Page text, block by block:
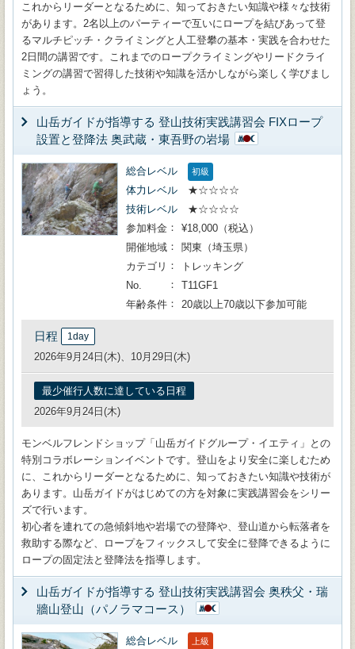
これからリーダーとなるために、知っておきたい知識や様々な技術
があります。2名以上のパーティーで互いにロープを結びあって登
るマルチピッチ・クライミングと人工登攀の基本・実践を合わせた
2日間の講習です。これまでのロープクライミングやリードクライ
ミングの講習で習得した技術や知識を活かしながら楽しく学びまし
ょう。
山岳ガイドが指導する 登山技術実践講習会 FIXロープ
設置と登降法 奥武蔵・東吾野の岩場
総合レベル 初級
体力レベル
★☆☆☆☆
技術レベル
★☆☆☆☆
参加料金
¥18,000（税込）
開催地域
関東（埼玉県）
カテゴリ
トレッキング
No.
T11GF1
年齢条件
20歳以上70歳以下参加可能
日程 1day
2026年9月24日(木)、10月29日(木)
最少催行人数に達している日程
2026年9月24日(木)
モンベルフレンドショップ「山岳ガイドグループ・イエティ」との
特別コラボレーションイベントです。登山をより安全に楽しむため
に、これからリーダーとなるために、知っておきたい知識や技術が
あります。山岳ガイドがはじめての方を対象に実践講習会をシリー
ズで行います。
初心者を連れての急傾斜地や岩場での登降や、登山道から転落者を
救助する際など、ロープをフィックスして安全に登降できるように
ロープの固定法と登降法を指導します。
山岳ガイドが指導する 登山技術実践講習会 奥秩父・瑞
牆山登山（パノラマコース）
総合レベル 上級